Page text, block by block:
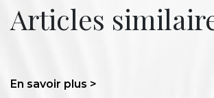
Articles
En savoir plus >